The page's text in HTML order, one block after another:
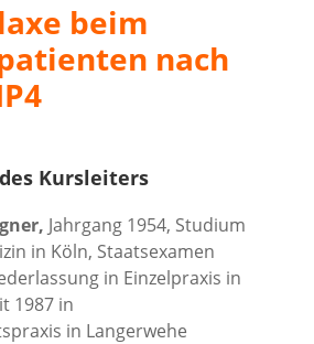
beim
nach
Kursleiters
Jahrgang 1954, Studium
in Köln, Staatsexamen
in Einzelpraxis in
1987 in
in Langerwehe